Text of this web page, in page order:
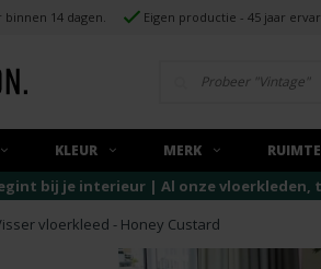
14 dagen. Eigen productie - 45 jaar
KLEUR MERK RUIMTE
bij je interieur | Al onze
vloerkleed - Honey Custard